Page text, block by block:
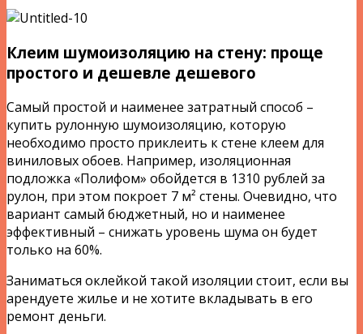
Клеим шумоизоляцию на стену: проще
простого и дешевле дешевого
Самый простой и наименее затратный способ –
купить рулонную шумоизоляцию, которую
необходимо просто приклеить к стене клеем для
виниловых обоев. Например, изоляционная
подложка «Полифом» обойдется в 1310 рублей за
рулон, при этом покроет 7 м² стены. Очевидно, что
вариант самый бюджетный, но и наименее
эффективный – снижать уровень шума он будет
только на 60%.
Заниматься оклейкой такой изоляции стоит, если вы
арендуете жилье и не хотите вкладывать в его
ремонт деньги.